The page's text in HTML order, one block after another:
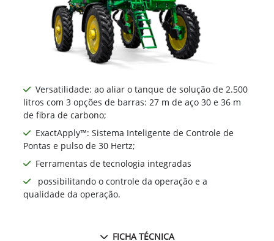
Versatilidade: ao aliar o tanque de solução de 2.500
litros com 3 opções de barras: 27 m de aço 30 e 36 m
de fibra de carbono;
ExactApply™: Sistema Inteligente de Controle de
Pontas e pulso de 30 Hertz;
Ferramentas de tecnologia integradas
possibilitando o controle da operação e a
qualidade da operação.
FICHA TÉCNICA